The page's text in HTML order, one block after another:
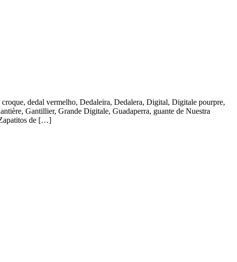
dedal vermelho, Dedaleira, Dedalera, Digital, Digitale pourpre,
Gantillier, Grande Digitale, Guadaperra, guante de Nuestra
de […]